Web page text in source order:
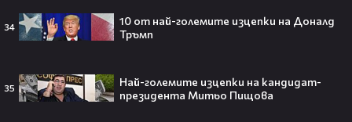
34
10 от най-големите изцепки на Доналд
Тръмп
35
Най-големите изцепки на кандидат-
президента Митьо Пищова